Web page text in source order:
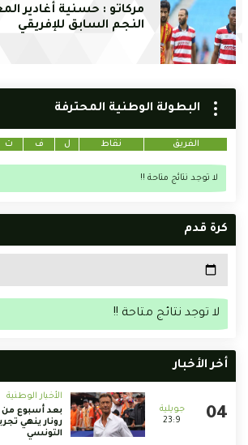
مركاتو : حسنية أغادير
النجم السابق للإفريقي
البطولة الوطنية المحترفة
الفريق نقاط ل ف ت
لا توجد نتائج متاحة !!
كرة قدم
لا توجد نتائج متاحة !!
أخر الأخبار
23:9
الأخبار الوطنية
بعد أسبوع من
رونار ينهي
التونسي